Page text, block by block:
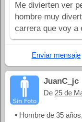
Me divierten ver
hombre muy
carrera que voy a
Enviar mensaje
JuanC_jc
De 25 de
▪ Hombre de 35